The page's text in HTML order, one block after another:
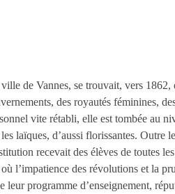
de Vannes, se trouvait, vers 1862,
des royautés féminines,
vite rétabli, elle est tombée au
laïques, d’aussi florissantes. Outre
recevait des élèves de toutes
l’impatience des révolutions et la
leur programme d’enseignement,